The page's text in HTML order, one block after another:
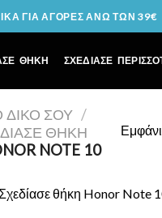
ΓΙΑ ΑΓΟΡΕΣ ΑΝΩ ΤΩΝ 39€
ΘΗΚΗ ΣΧΕΔΙΑΣΕ
ΔΙΚΌ ΣΟΥ /
ΘΉΚΗ
NOTE 10
Σχεδίασε θήκη Honor Note